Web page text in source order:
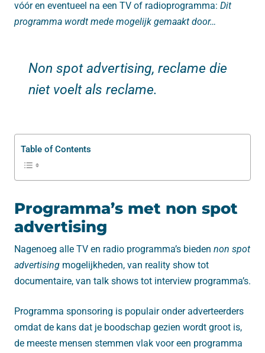
vóór en eventueel na een TV of radioprogramma: Dit
programma wordt mede mogelijk gemaakt door…
Non spot advertising, reclame die
niet voelt als reclame.
Table of Contents
Programma’s met non spot
advertising
Nagenoeg alle TV en radio programma’s bieden non spot
advertising mogelijkheden, van reality show tot
documentaire, van talk shows tot interview programma’s.
Programma sponsoring is populair onder adverteerders
omdat de kans dat je boodschap gezien wordt groot is,
de meeste mensen stemmen vlak voor een programma